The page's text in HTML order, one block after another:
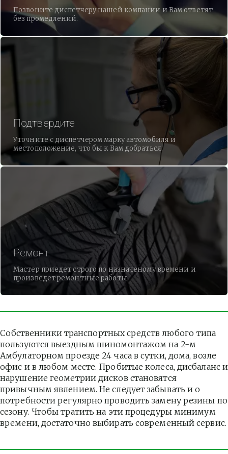
Позвоните диспетчеру нашей компании и Вам ответят
без промедлений.
Подтвердите
Уточните с диспетчером марку автомобиля и
местоположение, что бы к Вам добраться.
Ремонт
Мастер приедет строго по назначеному времени и
произведет ремонтные работы.
Собственники транспортных средств любого типа
пользуются выездным шиномонтажом на 2-м
Амбулаторном проезде 24 часа в сутки, дома, возле
офис и в любом месте. Пробитые колеса, дисбаланс и
нарушение геометрии дисков становятся
привычным явлением. Не следует забывать и о
потребности регулярно проводить замену резины по
сезону. Чтобы тратить на эти процедуры минимум
времени, достаточно выбирать современный сервис.